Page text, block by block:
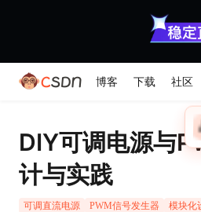
博客 下载 社区
DIY可调电源与
计与实践
可调直流电源 PWM信号发生器 模块化